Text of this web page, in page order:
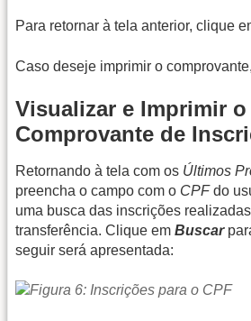
Para retornar à tela anterior, clique
Caso deseje imprimir o
Visualizar e Imprimir o
Comprovante de
Retornando à tela com os Últimos
preencha o campo com o CPFdo
uma busca das inscrições
transferência. Clique em Buscar
seguir será apresentada: